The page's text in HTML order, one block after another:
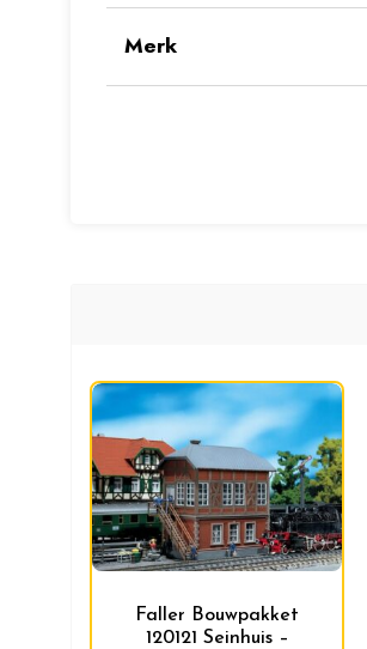
Merk
Faller Bouwpakket
120121 Seinhuis –